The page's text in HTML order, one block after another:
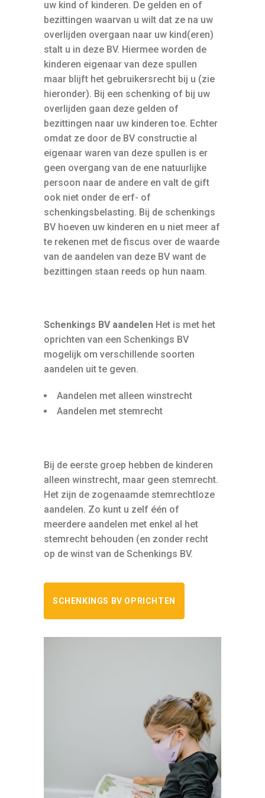
uw kind of kinderen. De gelden en of
bezittingen waarvan u wilt dat ze na uw
overlijden overgaan naar uw kind(eren)
stalt u in deze BV. Hiermee worden de
kinderen eigenaar van deze spullen
maar blijft het gebruikersrecht bij u (zie
hieronder). Bij een schenking of bij uw
overlijden gaan deze gelden of
bezittingen naar uw kinderen toe. Echter
omdat ze door de BV constructie al
eigenaar waren van deze spullen is er
geen overgang van de ene natuurlijke
persoon naar de andere en valt de gift
ook niet onder de erf- of
schenkingsbelasting. Bij de schenkings
BV hoeven uw kinderen en u niet meer af
te rekenen met de fiscus over de waarde
van de aandelen van deze BV want de
bezittingen staan reeds op hun naam.
Schenkings BV aandelen Het is met het
oprichten van een Schenkings BV
mogelijk om verschillende soorten
aandelen uit te geven.
Aandelen met alleen winstrecht
Aandelen met stemrecht
Bij de eerste groep hebben de kinderen
alleen winstrecht, maar geen stemrecht.
Het zijn de zogenaamde stemrechtloze
aandelen. Zo kunt u zelf één of
meerdere aandelen met enkel al het
stemrecht behouden (en zonder recht
op de winst van de Schenkings BV.
SCHENKINGS BV OPRICHTEN